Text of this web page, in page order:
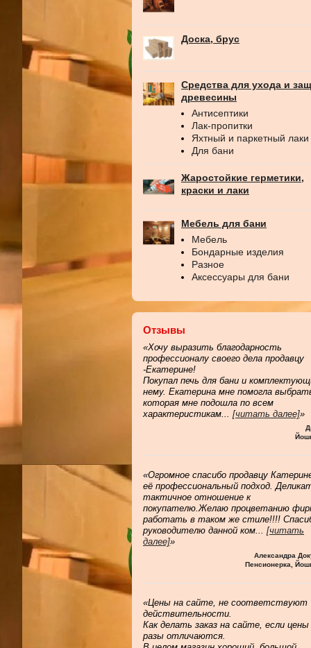
Доска, брус
Средства для ухода и
древесины
Антисептики
Лак-пропитки
Яхтный и паркетный лаки
Для бани
Жаростойкие герметики,
краски и лаки
Мебель для бани
Мебель
Бондарные изделия
Разное
Аксессуары для бани
Отзывы
«Хочу выразить благодарность
профессионалу своего дела продавцу
-Екатерине!
Покупал печь для бани и
нему. Екатерина мне помогла
которая мне подошла по всем
характеристикам
[читать далее]»
«Огромное спасибо продавцу
её профессиональный подход.
тактичное отношение к
покупателю.Желаю процветанию
работать в таком же стиле!!!!
руководителю данной ком
[читать
далее]»
Александра
Пенсионерка,
«Цены на сайте, не соответствуют
действительности.
Как делать заказ на сайте, если цены
разы отличаются.